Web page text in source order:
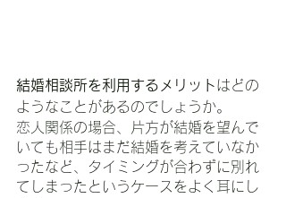
結婚相談所を利用するメリットはどの
ようなことがあるのでしょうか。
恋人関係の場合、片方が結婚を望んで
いても相手はまだ結婚を考えていなか
ったなど、タイミングが合わずに別れ
てしまったというケースをよく耳にし